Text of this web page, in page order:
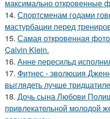
максимально откровенные
14. Спортсменам годами
мастурбации перед
15. Самая откровенная
Calvin Klein.
16. Анне пересильд
17. Фитнес - эволюция
выглядеть лучше
18. Дочь сына Любови
привлекательной молодой